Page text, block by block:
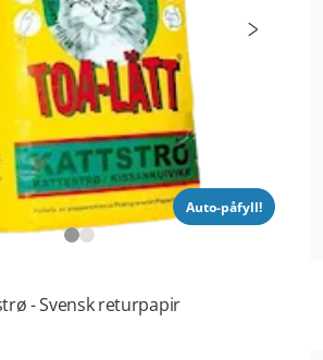
Auto-påfyll!
- Svensk returpapir